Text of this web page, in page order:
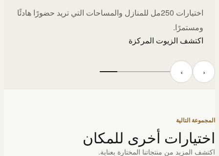
اختيارات 250مل للمنازل والمساحات التي تريد حضورًا هادئًا
ومستمرًا.
اكتشف الزيوت المركزة
‹ ›
المجموعة التالية
اختيارات أخرى للمكان
اكتشف المزيد من منتجاتنا المختارة بعناية.